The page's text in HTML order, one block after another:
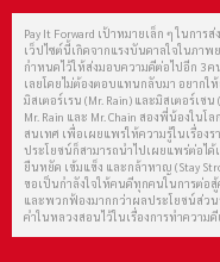
Pay It Forward เป้าหมายเล็ก ๆ ในการ
เว็ปไซต์นี้เกิดจากแรงบันดาลใจในภาพ
กำหนดไว้ให้ส่งมอบความดีต่อไปอีก 3
เลยโดยไม่ต้องตอบแทนกลับมา อยากใ
มิสเตอร์เรน (Mr. Rain) และมิสเตอร์เชน
Mr. Rain และ Mr. Chain สองพี่น้องใน
สนเทศ เพื่อเผยแพร่ให้ความรู้ในเรื่อง
ประโยชน์ก็สามารถนำไปเผยแพร่ต่อไ
ยืนหยัด เข้มแข็ง และกล้าหาญ (Stay
ขอเป็นกำลังใจให้คนดีทุกคนในการต่อ
และพวกฟ้องมากกว่าผลประโยชน์ส่ว
คำในหลวงสอนไว้ในเรื่องการทำความ